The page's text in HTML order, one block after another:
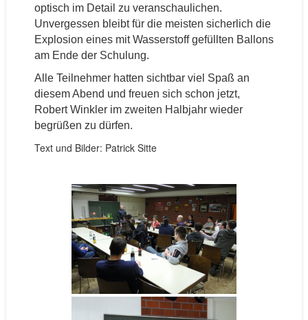
optisch im Detail zu veranschaulichen.
Unvergessen bleibt für die meisten sicherlich die
Explosion eines mit Wasserstoff gefüllten Ballons
am Ende der Schulung.
Alle Teilnehmer hatten sichtbar viel Spaß an
diesem Abend und freuen sich schon jetzt,
Robert Winkler im zweiten Halbjahr wieder
begrüßen zu dürfen.
Text und Bilder: Patrick Sitte